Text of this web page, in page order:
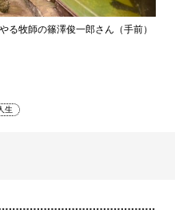
る牧師の篠澤俊一郎さん（手前）
生